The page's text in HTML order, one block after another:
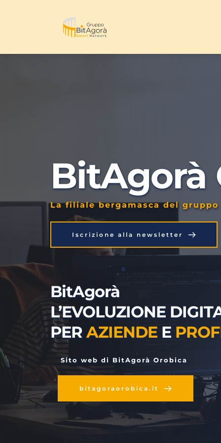
BitAgorà
La filiale bergamasca del gruppo
Iscrizione alla newsletter
BitAgorà
L’EVOLUZIONE
PER AZIENDE E
Sito web di BitAgorà Orobica
bitagoraorobica.it